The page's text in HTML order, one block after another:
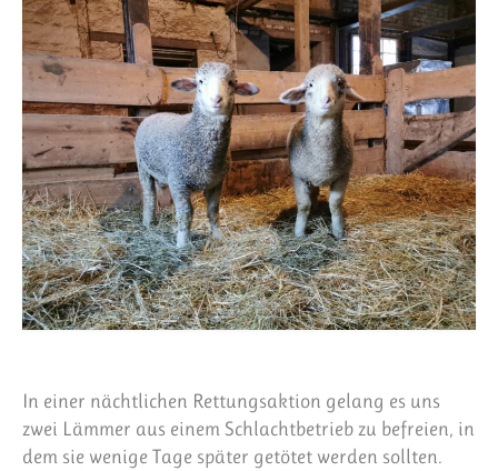
In einer nächtlichen Rettungsaktion gelang es uns
zwei Lämmer aus einem Schlachtbetrieb zu befreien, in
dem sie wenige Tage später getötet werden sollten.